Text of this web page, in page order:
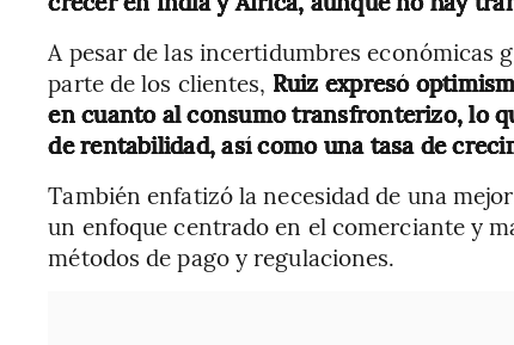
A pesar de las incertidumbres económicas
parte de los clientes, Ruiz expresó
en cuanto al consumo transfronterizo, lo
de rentabilidad, así como una tasa de
También enfatizó la necesidad de una
un enfoque centrado en el comerciante y
métodos de pago y regulaciones.